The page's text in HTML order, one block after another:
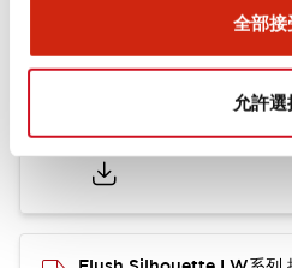
全部接
允許選
認證與標準
Flush Silhouette LW系列
2025/09/19.PDF1.23MB